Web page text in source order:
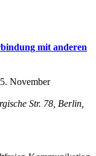
mit anderen
November
Str. 78, Berlin,